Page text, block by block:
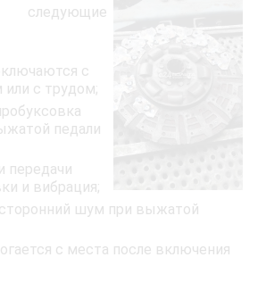
следующие
с
с трудом;
педали
передачи
и вибрация;
шум при выжатой
с места после включения